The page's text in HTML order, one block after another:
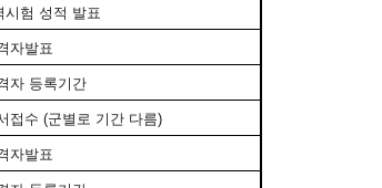
시험 성적 발표
자발표
자 등록기간
접수 (군별로 기간 다름)
자발표